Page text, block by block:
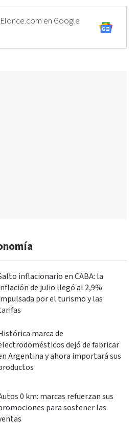
en Google
inflacionario en CABA: la
de julio llegó al 2,9%
por el turismo y las
marca de
dejó de fabricar
Argentina y ahora importará sus
0 km: marcas refuerzan sus
para sostener las